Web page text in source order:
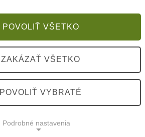
POVOLIŤ VŠETKO
ZAKÁZAŤ VŠETKO
POVOLIŤ VYBRATÉ
Podrobné nastavenia